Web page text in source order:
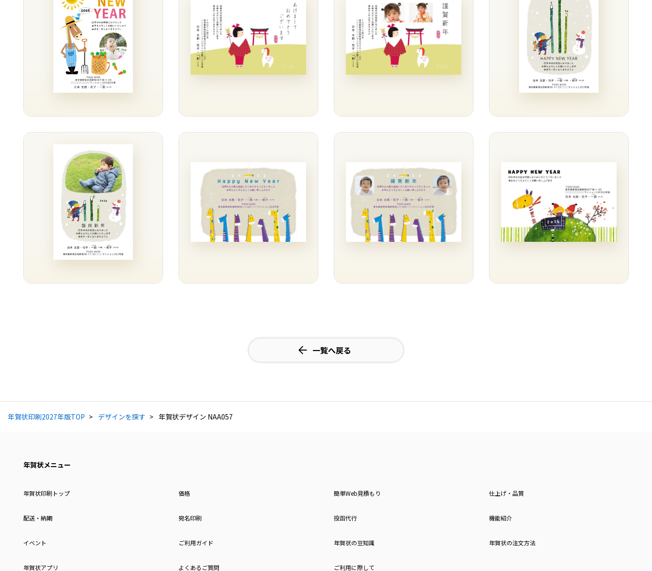
一覧へ戻る
年賀状印刷2027年版TOP デザインを探す 年賀状デザイン NAA057
年賀状メニュー
年賀状印刷トップ 価格 簡単Web見積もり 仕上げ・品質
配送・納期 宛名印刷 投函代行 機能紹介
イベント ご利用ガイド 年賀状の豆知識 年賀状の注文方法
年賀状アプリ よくあるご質問 ご利用に際して